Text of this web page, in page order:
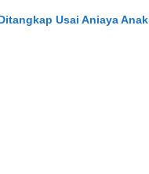
Usai Aniaya Anak